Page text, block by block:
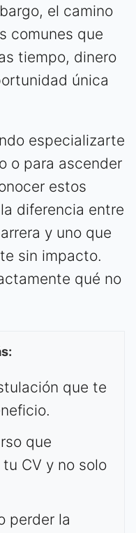
el camino
comunes que
tiempo, dinero
única
especializarte
o para ascender
estos
diferencia entre
y uno que
sin impacto.
qué no
que te
que
CV y no solo
perder la